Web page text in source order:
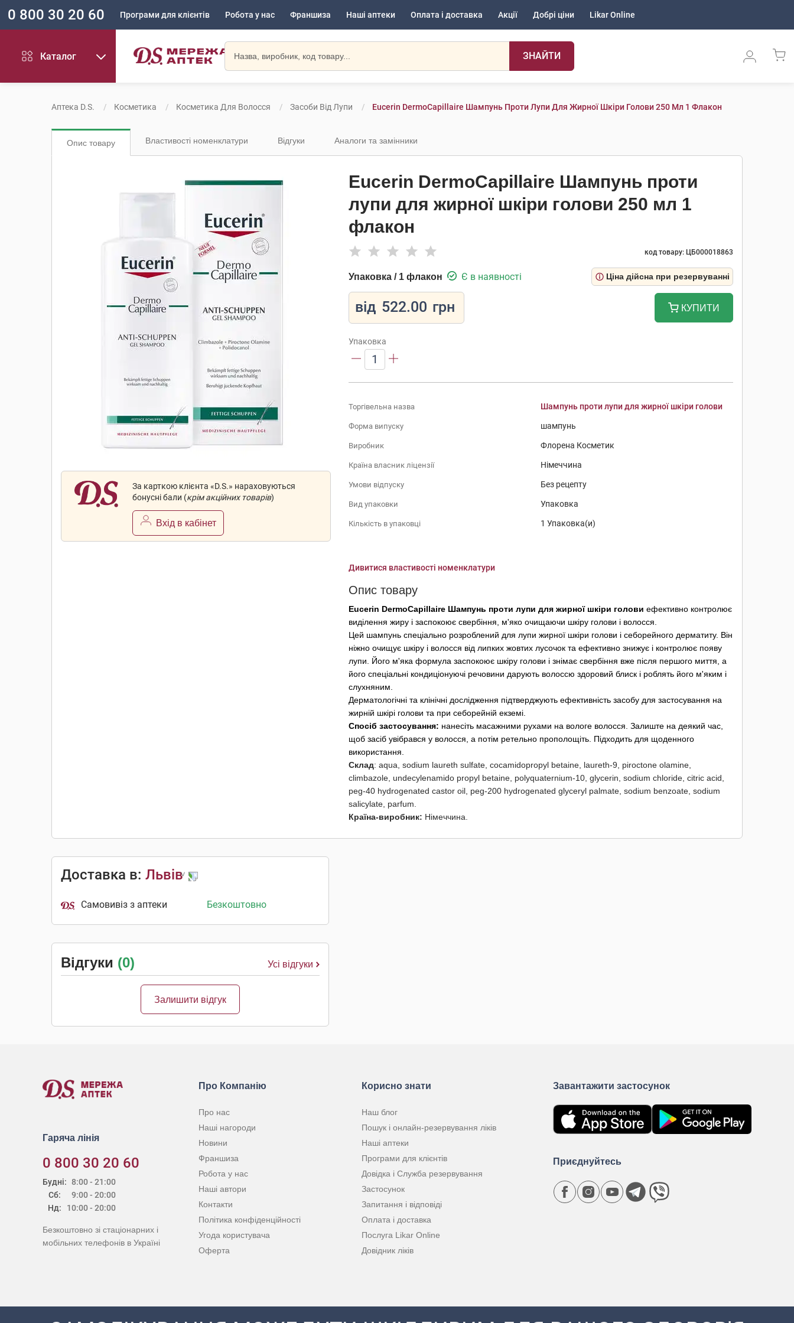
0 800 30 20 60 Програми для клієнтів Робота у нас Франшиза Наші аптеки Оплата і доставка Акції Добрі ціни Likar Online
Каталог ЗНАЙТИ
Аптека D.S. Косметика Косметика Для Волосся Засоби Від Лупи Eucerin DermoCapillaire Шампунь Проти Лупи Для Жирної Шкіри Голови 250 Мл 1 Флакон
Опис товару Властивості номенклатури Відгуки Аналоги та замінники
За карткою клієнта «D.S.» нараховуються
бонусні бали (крім акційних товарів)
Вхід в кабінет
Eucerin DermoCapillaire Шампунь проти
лупи для жирної шкіри голови 250 мл 1
флакон
код товару: ЦБ000018863
Упаковка / 1 флакон Є в наявності Ціна дійсна при резервуванні
від 522.00 грн КУПИТИ
Упаковка
1
Торгівельна назва Шампунь проти лупи для жирної шкіри голови
Форма випуску шампунь
Виробник Флорена Косметик
Країна власник ліцензії Німеччина
Умови відпуску Без рецепту
Вид упаковки Упаковка
Кількість в упаковці 1 Упаковка(и)
Дивитися властивості номенклатури
Опис товару
Eucerin DermoCapillaire Шампунь проти лупи для жирної шкіри голови ефективно контролює
виділення жиру і заспокоює свербіння, м'яко очищаючи шкіру голови і волосся.
Цей шампунь спеціально розроблений для лупи жирної шкіри голови і себорейного дерматиту. Він
ніжно очищує шкіру і волосся від липких жовтих лусочок та ефективно знижує і контролює появу
лупи. Його м'яка формула заспокоює шкіру голови і знімає свербіння вже після першого миття, а
його спеціальні кондиціонуючі речовини дарують волоссю здоровий блиск і роблять його м'яким і
слухняним.
Дерматологічні та клінічні дослідження підтверджують ефективність засобу для застосування на
жирній шкірі голови та при себорейній екземі.
Спосіб застосування: нанесіть масажними рухами на вологе волосся. Залиште на деякий час,
щоб засіб увібрався у волосся, а потім ретельно прополощіть. Підходить для щоденного
використання.
Склад: aqua, sodium laureth sulfate, cocamidopropyl betaine, laureth-9, piroctone olamine,
climbazole, undecylenamido propyl betaine, polyquaternium-10, glycerin, sodium chloride, citric acid,
peg-40 hydrogenated castor oil, peg-200 hydrogenated glyceryl palmate, sodium benzoate, sodium
salicylate, parfum.
Країна-виробник: Німеччина.
Доставка в: Львів
Самовивіз з аптеки Безкоштовно
Відгуки (0) Усі відгуки
Залишити відгук
Гаряча лінія
0 800 30 20 60
Будні:
Сб:
Нд:
8:00 - 21:00
9:00 - 20:00
10:00 - 20:00
Безкоштовно зі стаціонарних і
мобільних телефонів в Україні
Про Компанію
Про нас
Наші нагороди
Новини
Франшиза
Робота у нас
Наші автори
Контакти
Політика конфіденційності
Угода користувача
Оферта
Корисно знати
Наш блог
Пошук і онлайн-резервування ліків
Наші аптеки
Програми для клієнтів
Довідка і Служба резервування
Застосунок
Запитання і відповіді
Оплата і доставка
Послуга Likar Online
Довідник ліків
Завантажити застосунок
Приєднуйтесь